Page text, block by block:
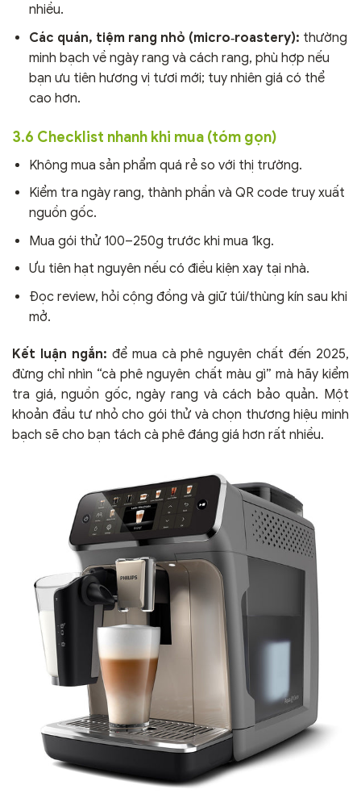
nhiều.
Các quán, tiệm rang nhỏ (micro‑roastery): thường
minh bạch về ngày rang và cách rang, phù hợp nếu
bạn ưu tiên hương vị tươi mới; tuy nhiên giá có thể
cao hơn.
3.6 Checklist nhanh khi mua (tóm gọn)
Không mua sản phẩm quá rẻ so với thị trường.
Kiểm tra ngày rang, thành phần và QR code truy xuất
nguồn gốc.
Mua gói thử 100–250g trước khi mua 1kg.
Ưu tiên hạt nguyên nếu có điều kiện xay tại nhà.
Đọc review, hỏi cộng đồng và giữ túi/thùng kín sau khi
mở.
Kết luận ngắn: để mua cà phê nguyên chất đến 2025,
đừng chỉ nhìn “cà phê nguyên chất màu gì” mà hãy kiểm
tra giá, nguồn gốc, ngày rang và cách bảo quản. Một
khoản đầu tư nhỏ cho gói thử và chọn thương hiệu minh
bạch sẽ cho bạn tách cà phê đáng giá hơn rất nhiều.